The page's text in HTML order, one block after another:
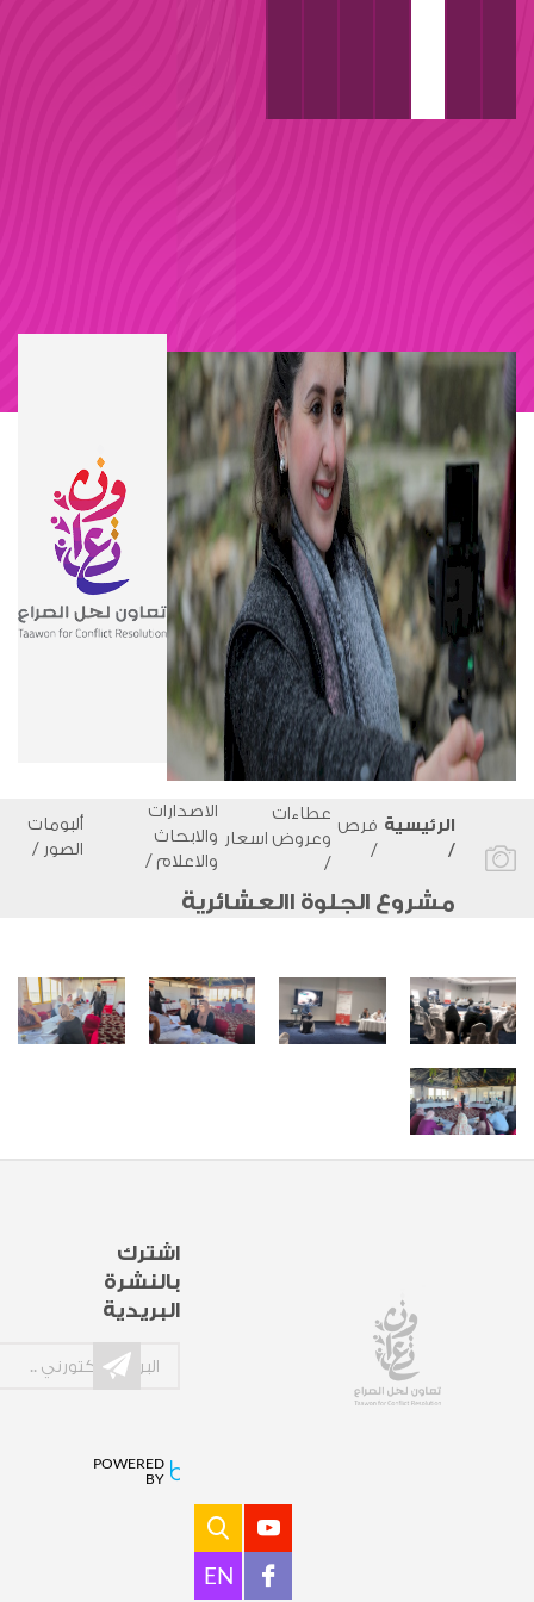
الرئيسية فرص
عطاءات
وعروض اسعار
الاصدارات
والابحاث
والاعلام/
ألبومات
الصور/
مشروع الجلوة االعشائرية
اشترك
بالنشرة
البريدية
POWERED
BY
EN